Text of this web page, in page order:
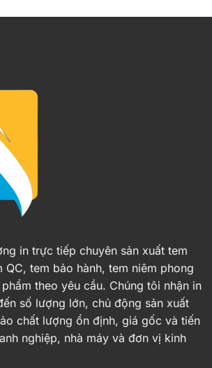
in trực tiếp chuyên sản xuất tem
QC, tem bảo hành, tem niêm phong
theo yêu cầu. Chúng tôi nhận in
số lượng lớn, chủ động sản xuất
chất lượng ổn định, giá gốc và tiến
nghiệp, nhà máy và đơn vị kinh